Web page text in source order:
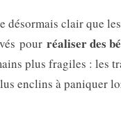
désormais clair que
pour réaliser des
plus fragiles : les
enclins à paniquer